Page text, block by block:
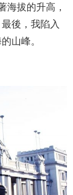
海拔的升高，
後，我陷入
山峰。